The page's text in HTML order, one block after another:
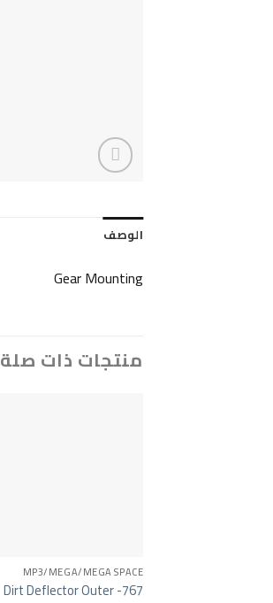
الوصف
Gear Mounting
منتجات ذات صلة
MP3/MEGA/MEGA SPACE
Dirt Deflector Outer -767